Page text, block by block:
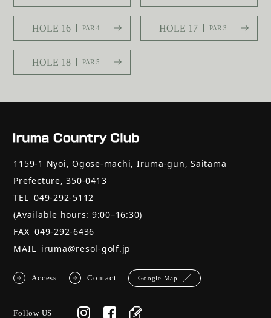
HOLE 16 PAR 4 HOLE 17 PAR 3
HOLE 18 PAR 5
1159-1 Nyoi, Ogose-machi, Iruma-gun, Saitama
Prefecture, 350-0413
TEL 049-292-5112
(Available hours: 9:00–16:30)
FAX 049-292-6436
MAIL iruma@resol-golf.jp
Access Contact Google Map
Follow US